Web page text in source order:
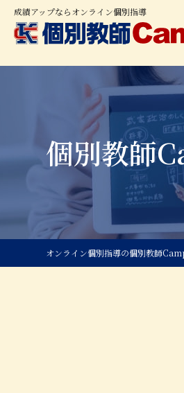
成績アップならオンライン個別指導
個別教師
オンライン個別指導の個別教師